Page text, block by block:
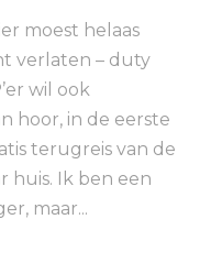
moest helaas
verlaten – duty
wil ook
hoor, in de eerste
terugreis van de
huis. Ik ben een
maar...